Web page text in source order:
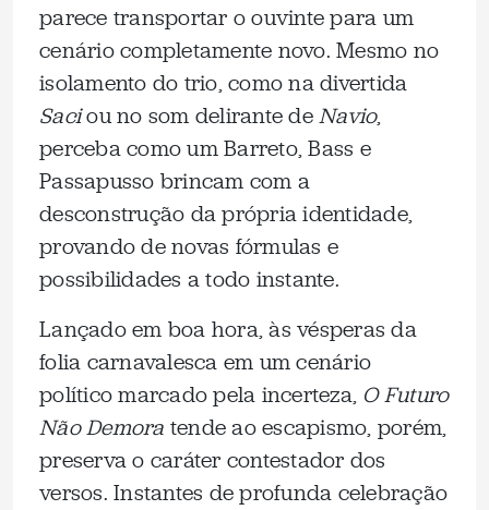
parece transportar o ouvinte para um
cenário completamente novo. Mesmo no
isolamento do trio, como na divertida
Saciou no som delirante deNavio,
perceba como um Barreto, Bass e
Passapusso brincam com a
desconstrução da própria identidade,
provando de novas fórmulas e
possibilidades a todo instante.
Lançado em boa hora, às vésperas da
folia carnavalesca em um cenário
político marcado pela incerteza, O Futuro
Não Demora tende ao escapismo, porém,
preserva o caráter contestador dos
versos. Instantes de profunda celebração